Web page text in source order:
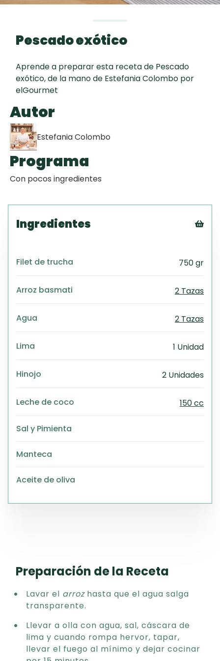
Key Lime Pie
Pescado exótico
Aprende a preparar esta receta de Pescado
exótico, de la mano de Estefania Colombo por
elGourmet
Autor
Estefania Colombo
Programa
Con pocos ingredientes
Ingredientes
Filet de trucha 750 gr
Arroz basmati 2 Tazas
Agua 2 Tazas
Lima 1 Unidad
Hinojo 2 Unidades
Leche de coco 150 cc
Sal y Pimienta
Manteca
Aceite de oliva
Preparación de la Receta
Lavar el arrozhasta que el agua salga
transparente.
Llevar a olla con agua, sal, cáscara de
lima y cuando rompa hervor, tapar,
llevar el fuego al mínimo y dejar cocinar